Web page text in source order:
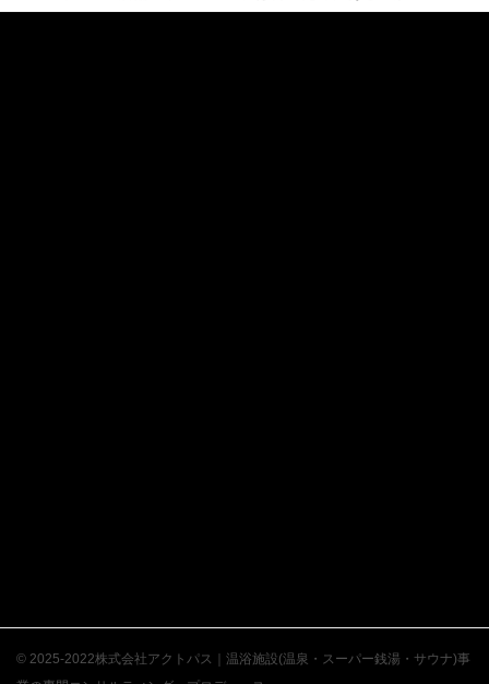
ン
© 2025-2022株式会社アクトパス｜温浴施設(温泉・スーパー銭湯・サウナ)事